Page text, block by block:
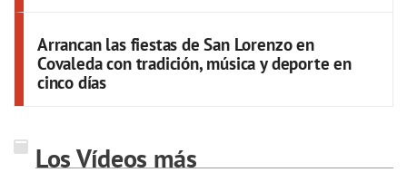
Arrancan las fiestas de San Lorenzo en
Covaleda con tradición, música y deporte en
cinco días
Los Vídeos más